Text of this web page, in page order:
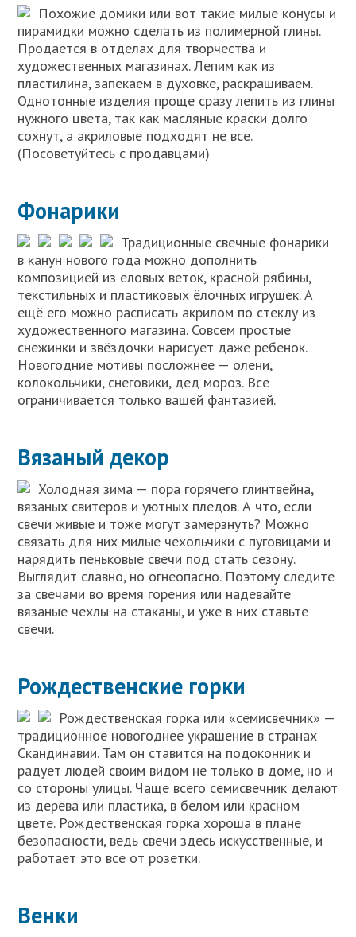
Похожие домики или вот такие милые конусы и
пирамидки можно сделать из полимерной глины.
Продается в отделах для творчества и
художественных магазинах. Лепим как из
пластилина, запекаем в духовке, раскрашиваем.
Однотонные изделия проще сразу лепить из глины
нужного цвета, так как масляные краски долго
сохнут, а акриловые подходят не все.
(Посоветуйтесь с продавцами)
Фонарики
Традиционные свечные фонарики
в канун нового года можно дополнить
композицией из еловых веток, красной рябины,
текстильных и пластиковых ёлочных игрушек. А
ещё его можно расписать акрилом по стеклу из
художественного магазина. Совсем простые
снежинки и звёздочки нарисует даже ребенок.
Новогодние мотивы посложнее — олени,
колокольчики, снеговики, дед мороз. Все
ограничивается только вашей фантазией.
Вязаный декор
Холодная зима — пора горячего глинтвейна,
вязаных свитеров и уютных пледов. А что, если
свечи живые и тоже могут замерзнуть? Можно
связать для них милые чехольчики с пуговицами и
нарядить пеньковые свечи под стать сезону.
Выглядит славно, но огнеопасно. Поэтому следите
за свечами во время горения или надевайте
вязаные чехлы на стаканы, и уже в них ставьте
свечи.
Рождественские горки
Рождественская горка или «семисвечник» —
традиционное новогоднее украшение в странах
Скандинавии. Там он ставится на подоконник и
радует людей своим видом не только в доме, но и
со стороны улицы. Чаще всего семисвечник делают
из дерева или пластика, в белом или красном
цвете. Рождественская горка хороша в плане
безопасности, ведь свечи здесь искусственные, и
работает это все от розетки.
Венки